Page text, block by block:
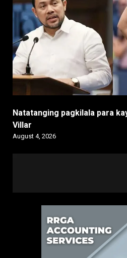
Natatanging pagkilala para
Villar
August 4, 2026